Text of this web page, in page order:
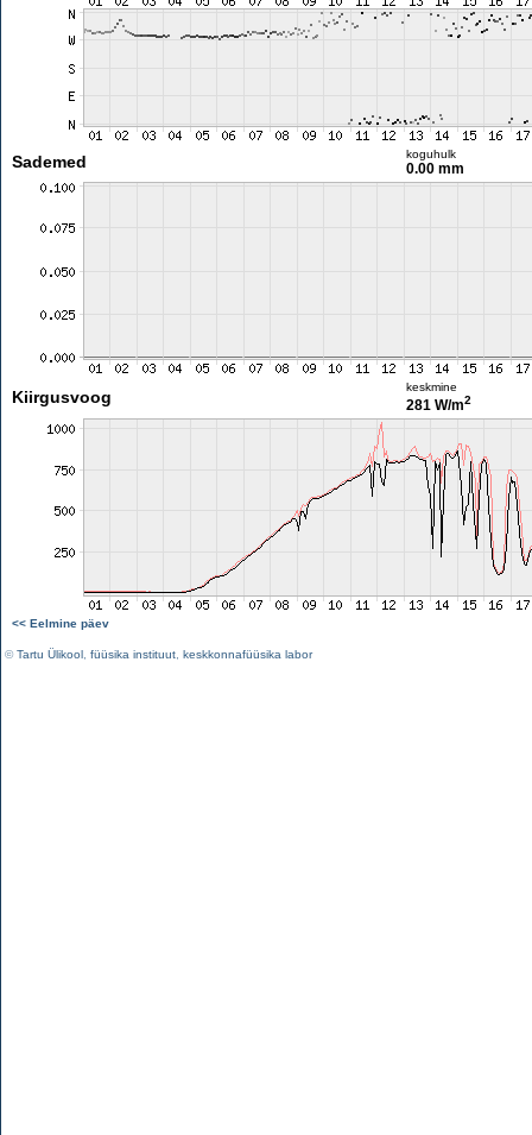
Sademed koguhulk
0.00 mm
Kiirgusvoog
keskmine
281 W/m2
<< Eelmine päev
©Tartu Ülikool füüsika instituut keskkonnafüüsika labor